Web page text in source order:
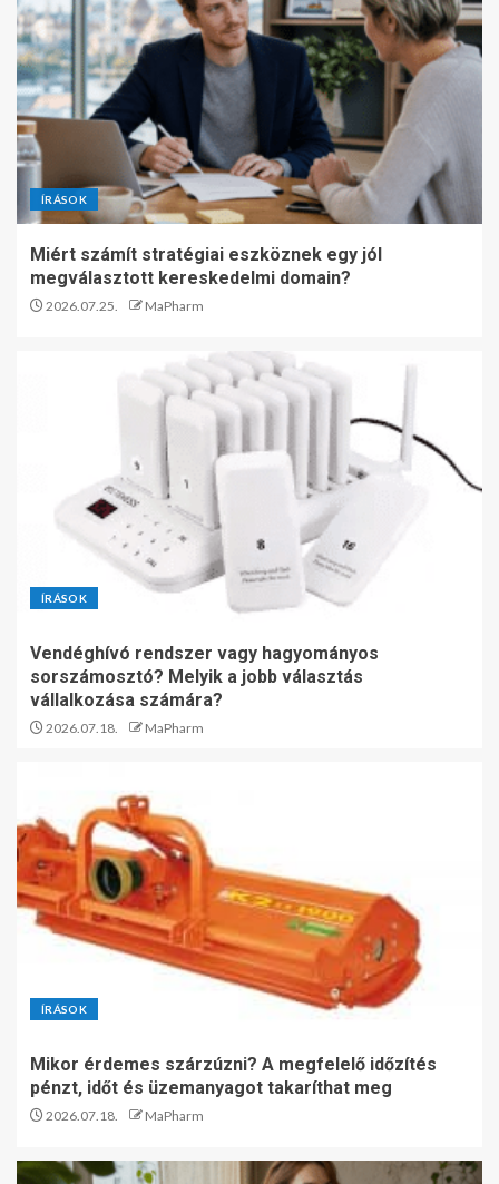
ÍRÁSOK
Miért számít stratégiai eszköznek egy jól
megválasztott kereskedelmi domain?
2026.07.25. MaPharm
ÍRÁSOK
Vendéghívó rendszer vagy hagyományos
sorszámosztó? Melyik a jobb választás
vállalkozása számára?
2026.07.18. MaPharm
ÍRÁSOK
Mikor érdemes szárzúzni? A megfelelő időzítés
pénzt, időt és üzemanyagot takaríthat meg
2026.07.18. MaPharm